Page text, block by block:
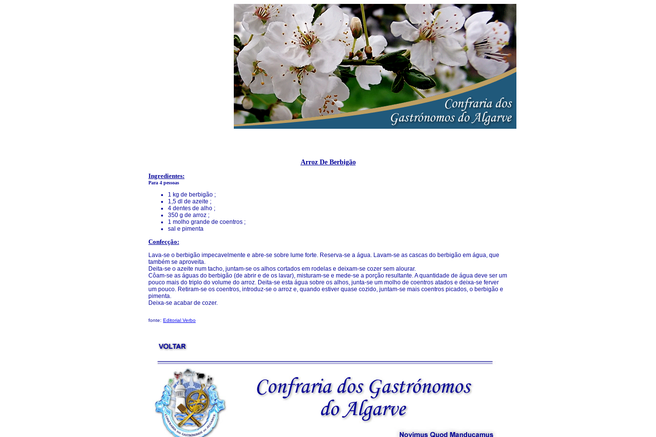
Arroz De Berbigão
Ingredientes:
Para 4 pessoas
1 kg de berbigão ;
1,5 dl de azeite ;
4 dentes de alho ;
350 g de arroz ;
1 molho grande de coentros ;
sal e pimenta
Confecção:
Lava-se o berbigão impecavelmente e abre-se sobre lume forte. Reserva-se a água. Lavam-se as cascas do berbigão em água, que
também se aproveita.
Deita-se o azeite num tacho, juntam-se os alhos cortados em rodelas e deixam-se cozer sem alourar.
Côam-se as águas do berbigão (de abrir e de os lavar), misturam-se e mede-se a porção resultante. A quantidade de água deve ser um
pouco mais do triplo do volume do arroz. Deita-se esta água sobre os alhos, junta-se um molho de coentros atados e deixa-se ferver
um pouco. Retiram-se os coentros, introduz-se o arroz e, quando estiver quase cozido, juntam-se mais coentros picados, o berbigão e
pimenta.
Deixa-se acabar de cozer.
fonte: Editorial Verbo